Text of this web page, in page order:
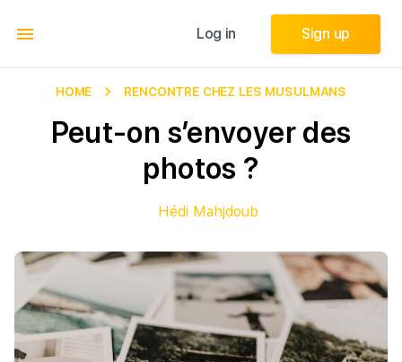
Log in Sign up
Log in Sign up
HOME RENCONTRE CHEZ LES MUSULMANS
Peut-on s’envoyer des
photos ?
Hédi Mahjdoub